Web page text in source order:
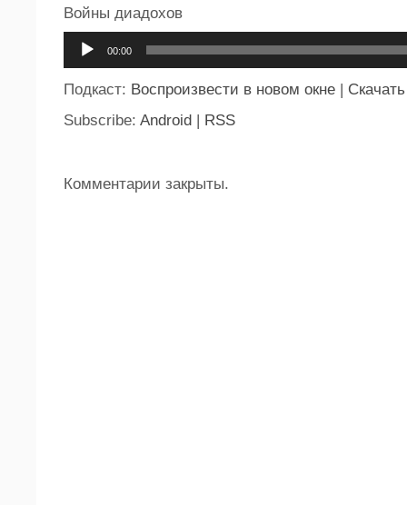
Войны диадохов
00:00
Подкаст: Воспроизвести в новом окне | Скачать
Subscribe: Android | RSS
Комментарии закрыты.